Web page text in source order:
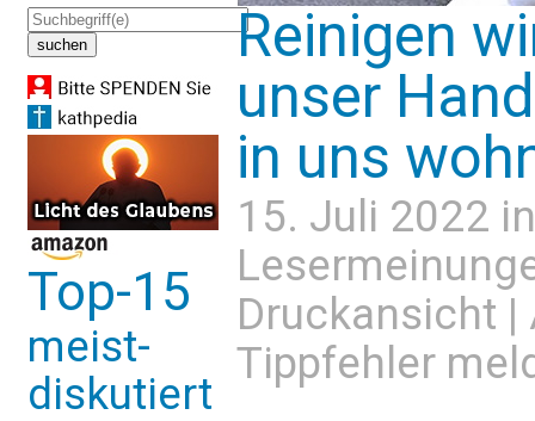
Top-15
meist-
diskutiert
Reinigen
unser
in uns
15. Juli 2022
Druckansicht |
Tippfehler